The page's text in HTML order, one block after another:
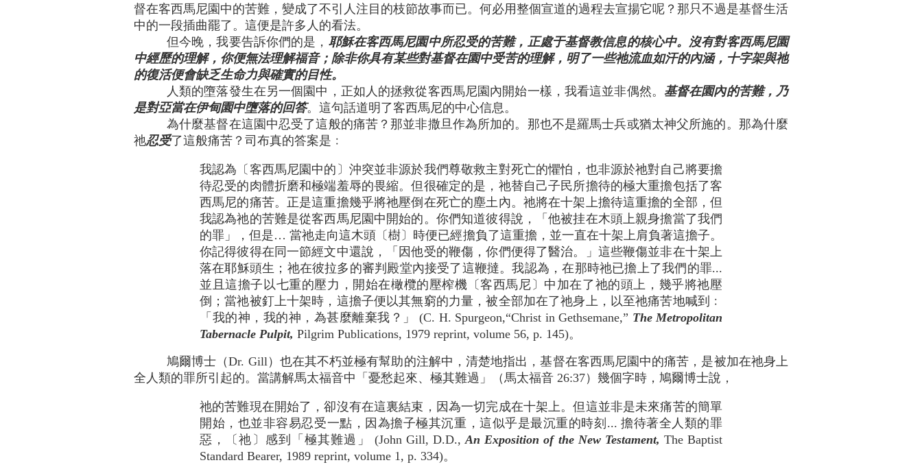
督在客西馬尼園中的苦難，變成了不引人注目的枝節故事而已。何必用整個宣道的過程去宣揚它呢？那只不過是基督生活
中的一段插曲罷了。這便是許多人的看法。
但今晚，我要告訴你們的是， 耶穌在客西馬尼園中所忍受的苦難，正處于基督教信息的核心中。沒有對客西馬尼園
中經歷的理解，你便無法理解福音；除非你具有某些對基督在園中受苦的理解，明了一些祂流血如汗的內涵，十字架與祂
的復活便會缺乏生命力與確實的目性。
人類的墮落發生在另一個園中，正如人的拯救從客西馬尼園內開始一樣，我看這並非偶然。 基督在園內的苦難，乃
是對亞當在伊甸園中墮落的回答。這句話道明了客西馬尼的中心信息。
為什麼基督在這園中忍受了這般的痛苦？那並非撒旦作為所加的。那也不是羅馬士兵或猶太神父所施的。那為什麼
祂忍受了這般痛苦？司布真的答案是﹕
我認為〔客西馬尼園中的〕沖突並非源於我們尊敬救主對死亡的懼怕，也非源於祂對自己將要擔
待忍受的肉體折磨和極端羞辱的畏縮。但很確定的是，祂替自己子民所擔待的極大重擔包括了客
西馬尼的痛苦。正是這重擔幾乎將祂壓倒在死亡的塵土內。祂將在十架上擔待這重擔的全部，但
我認為祂的苦難是從客西馬尼園中開始的。你們知道彼得說，「他被挂在木頭上親身擔當了我們
的罪」，但是… 當祂走向這木頭〔樹〕時便已經擔負了這重擔，並一直在十架上肩負著這擔子。
你記得彼得在同一節經文中還說，「因他受的鞭傷，你們便得了醫治。」這些鞭傷並非在十架上
落在耶穌頭生；祂在彼拉多的審判殿堂內接受了這鞭撻。我認為，在那時祂已擔上了我們的罪...
並且這擔子以七重的壓力，開始在橄欖的壓榨機〔客西馬尼〕中加在了祂的頭上，幾乎將祂壓
倒；當祂被釘上十架時，這擔子便以其無窮的力量，被全部加在了祂身上，以至祂痛苦地喊到﹕
「我的神，我的神，為甚麼離棄我？」 (C. H. Spur­geon,“Christ in Gethsemane,” The Metro­politan
Taber­­na­cle Pul­pit, Pilgrim Publications, 1979 reprint, volume 56, p. 145)。
鳩爾博士（Dr. Gill）也在其不朽並極有幫助的注解中，清楚地指出，基督在客西馬尼園中的痛苦，是被加在祂身上
全人類的罪所引起的。當講解馬太福音中「憂愁起來、極其難過」（馬太福音 26:37）幾個字時，鳩爾博士說，
祂的苦難現在開始了，卻沒有在這裏結束，因為一切完成在十架上。但這並非是未來痛苦的簡單
開始，也並非容易忍受一點，因為擔子極其沉重，這似乎是最沉重的時刻... 擔待著全人類的罪
惡，〔祂〕感到「極其難過」 (John Gill, D.D.,An Exposition of the New Testament, The Baptist
Standard Bearer, 1989 reprint, volume 1, p. 334)。